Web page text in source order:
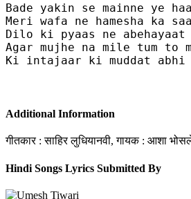
Bade yakin se mainne ye
Meri wafa ne hamesha ka
Dilo ki pyaas ne abehayaat
Agar mujhe na mile tum to
Ki intajaar ki muddat
Additional Information
गीतकार : साहिर लुधियानवी, गायक : आशा
Hindi Songs Lyrics Submitted By